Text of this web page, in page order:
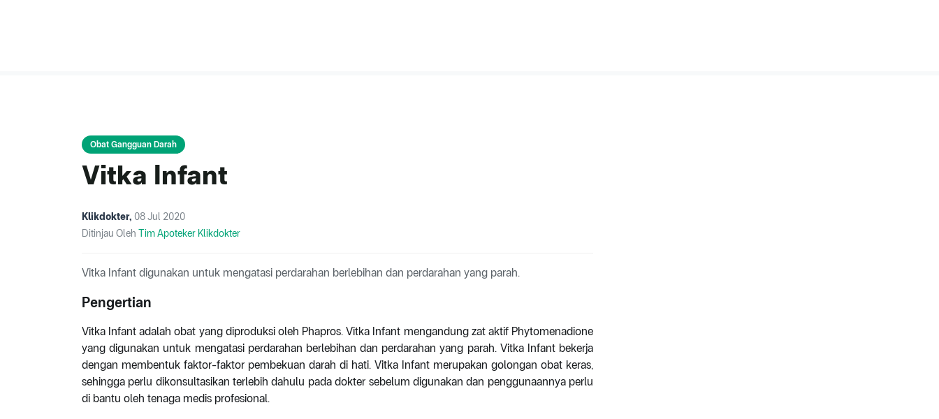
Obat Gangguan Darah
Vitka Infant
Klikdokter, 08 Jul 2020
Ditinjau Oleh Tim Apoteker Klikdokter
Vitka Infant digunakan untuk mengatasi perdarahan berlebihan dan perdarahan yang parah.
Pengertian
Vitka Infant adalah obat yang diproduksi oleh Phapros. Vitka Infant mengandung zat aktif Phytomenadione
yang digunakan untuk mengatasi perdarahan berlebihan dan perdarahan yang parah. Vitka Infant bekerja
dengan membentuk faktor-faktor pembekuan darah di hati. Vitka Infant merupakan golongan obat keras,
sehingga perlu dikonsultasikan terlebih dahulu pada dokter sebelum digunakan dan penggunaannya perlu
di bantu oleh tenaga medis profesional.